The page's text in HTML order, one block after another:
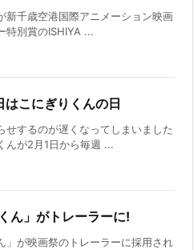
新千歳空港国際アニメーション映画
特別賞のISHIYA ...
はこにぎりくんの日
せするのが遅くなってしまいました
んが2月1日から毎週 ...
ん」がトレーラーに!
」が映画祭のトレーラーに採用され